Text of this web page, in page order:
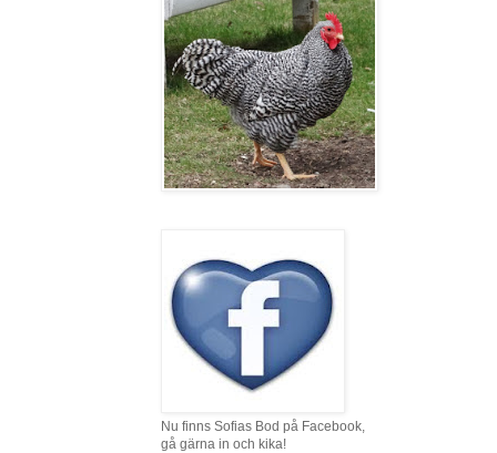
Nu finns Sofias Bod på Facebook,
gå gärna in och kika!